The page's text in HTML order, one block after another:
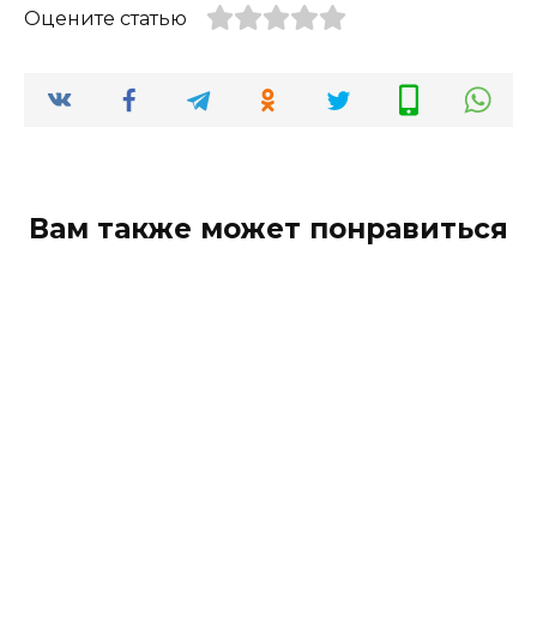
Оцените статью
Вам также может понравиться